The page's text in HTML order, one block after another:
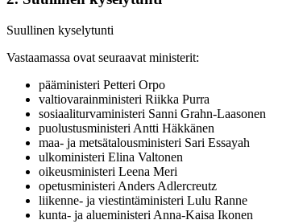
Suullinen kyselytunti
Vastaamassa ovat seuraavat ministerit:
pääministeri Petteri Orpo
valtiovarainministeri Riikka Purra
sosiaaliturvaministeri Sanni Grahn-Laasonen
puolustusministeri Antti Häkkänen
maa- ja metsätalousministeri Sari Essayah
ulkoministeri Elina Valtonen
oikeusministeri Leena Meri
opetusministeri Anders Adlercreutz
liikenne- ja viestintäministeri Lulu Ranne
kunta- ja alueministeri Anna-Kaisa Ikonen